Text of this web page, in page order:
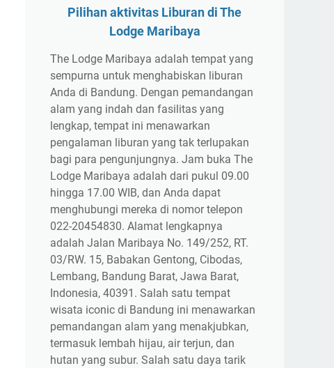
Pilihan aktivitas Liburan di The
Lodge Maribaya
The Lodge Maribaya adalah tempat yang
sempurna untuk menghabiskan liburan
Anda di Bandung. Dengan pemandangan
alam yang indah dan fasilitas yang
lengkap, tempat ini menawarkan
pengalaman liburan yang tak terlupakan
bagi para pengunjungnya. Jam buka The
Lodge Maribaya adalah dari pukul 09.00
hingga 17.00 WIB, dan Anda dapat
menghubungi mereka di nomor telepon
022-20454830. Alamat lengkapnya
adalah Jalan Maribaya No. 149/252, RT.
03/RW. 15, Babakan Gentong, Cibodas,
Lembang, Bandung Barat, Jawa Barat,
Indonesia, 40391. Salah satu tempat
wisata iconic di Bandung ini menawarkan
pemandangan alam yang menakjubkan,
termasuk lembah hijau, air terjun, dan
hutan yang subur. Salah satu daya tarik